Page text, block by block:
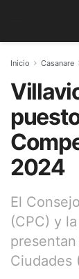
Inicio Casanare
2024
El
(CPC) y
Ciudades